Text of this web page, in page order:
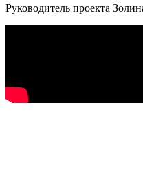
Руководитель проекта